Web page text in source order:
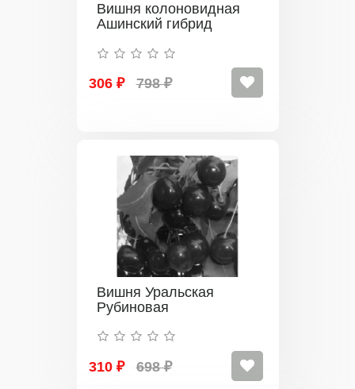
Вишня колоновидная
Ашинский гибрид
306 ₽ 798 ₽
Вишня Уральская
Рубиновая
310 ₽ 698 ₽